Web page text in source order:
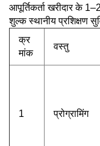
आपूर्तिकर्ता खरीदार के
शुल्क स्थानीय प्रशिक्षण
क्र
मांक
वस्तु
1 प्रोग्रामिंग